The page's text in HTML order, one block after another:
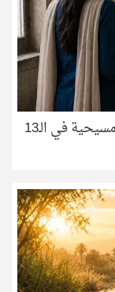
صدمة في باكستان: القضاء يسلّم طفلة مسيحية في الـ13